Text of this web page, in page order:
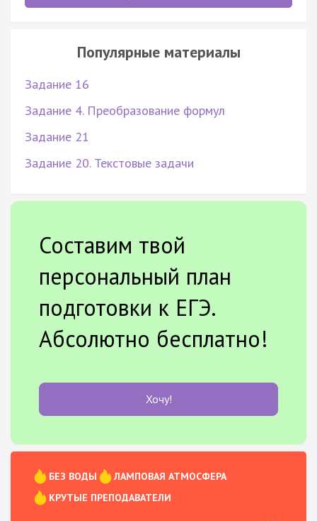
Популярные материалы
Задание 16
Задание 4. Преобразование формул
Задание 21
Задание 20. Текстовые задачи
Составим твой
персональный план
подготовки к ЕГЭ.
Абсолютно бесплатно!
Хочу!
БЕЗ ВОДЫ
ЛАМПОВАЯ АТМОСФЕРА
КРУТЫЕ ПРЕПОДАВАТЕЛИ